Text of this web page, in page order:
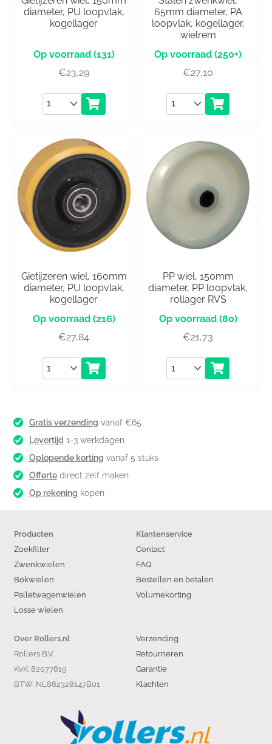
diameter, PU loopvlak,
kogellager
(131)
€23,29
Aantal
65mm diameter, PA
loopvlak, kogellager,
wielrem
(250+)
€27,10
Aantal
Gietijzeren wiel, 160mm
diameter, PU loopvlak,
kogellager
(216)
€27,84
Aantal
PP wiel, 150mm
diameter, PP loopvlak,
rollager RVS
(80)
€21,73
Aantal
Gratis verzending vanaf €65
Levertijd 1-3 werkdagen
Oplopende korting vanaf 5 stuks
Offertedirect zelf maken
Op rekening kopen
Producten
Zoekfilter
Zwenkwielen
Bokwielen
Palletwagenwielen
Losse wielen
Klantenservice
Contact
FAQ
Bestellen en betalen
Volumekorting
Verzending
Retourneren
Garantie
Klachten
Over Rollers.nl
Rollers B.V.
KvK: 82077819
BTW: NL862328147B01